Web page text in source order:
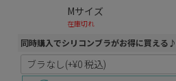
Mサイズ
在庫切れ
同時購入でシリコンブラがお得に買える♪